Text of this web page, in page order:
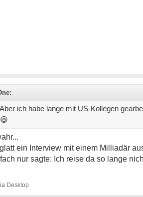
ich habe lange mit US-Kollegen
😆
ein Interview mit einem Milliadär
nur sagte: Ich reise da so lange